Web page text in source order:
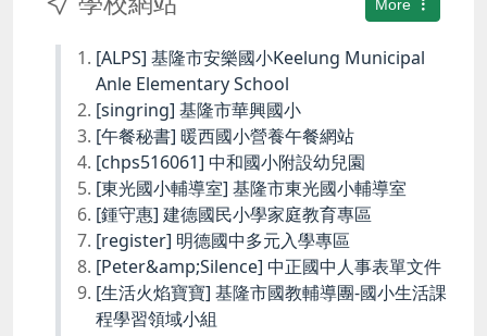
More
[ALPS] 基隆市安樂國小Keelung Municipal
Anle Elementary School
[singring] 基隆市華興國小
[午餐秘書] 暖西國小營養午餐網站
[chps516061] 中和國小附設幼兒園
[東光國小輔導室] 基隆市東光國小輔導室
[鍾守惠] 建德國民小學家庭教育專區
[register] 明德國中多元入學專區
[Peter&amp;Silence] 中正國中人事表單文件
[生活火焰寶寶] 基隆市國教輔導團-國小生活課
程學習領域小組